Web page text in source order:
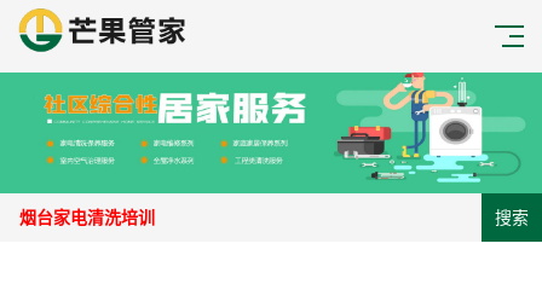
搜索